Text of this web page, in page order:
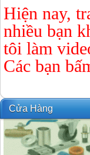
Hiện nay,
nhiều bạn
tôi làm
Các bạn
Cửa Hàng